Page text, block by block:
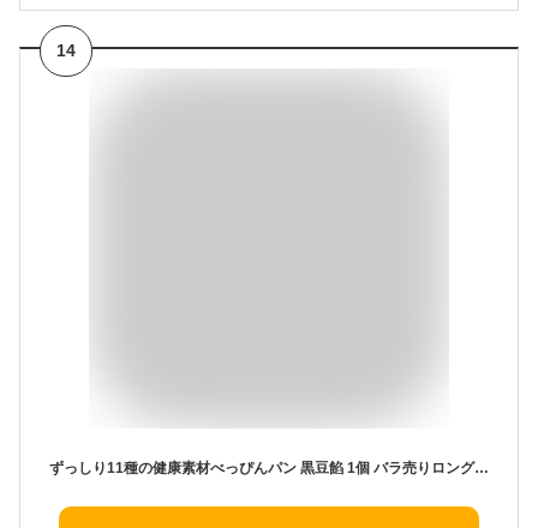
14
ずっしり11種の健康素材べっぴんパン 黒豆餡 1個 バラ売りロングライフ パン